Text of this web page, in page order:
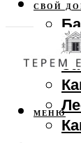
СВОЙ
МЕНЮ